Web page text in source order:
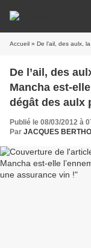
Accueil » De l’ail, des aulx, la « rose
De l’ail, des
Mancha est-
dégât des aulx
Publié le 08/03/2012 à
Par JACQUES